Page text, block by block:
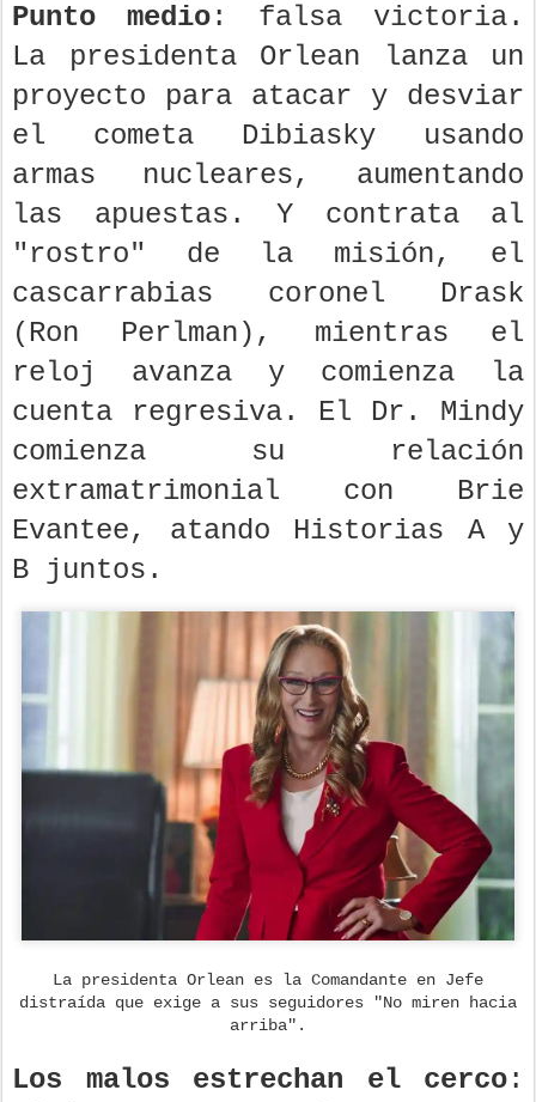
Punto medio: falsa victoria.
La presidenta Orlean lanza un
proyecto para atacar y desviar
el cometa Dibiasky usando
armas nucleares, aumentando
las apuestas. Y contrata al
"rostro" de la misión, el
cascarrabias coronel Drask
(Ron Perlman), mientras el
reloj avanza y comienza la
cuenta regresiva. El Dr. Mindy
comienza su relación
extramatrimonial con Brie
Evantee, atando Historias A y
B juntos.
La presidenta Orlean es la Comandante en Jefe
distraída que exige a sus seguidores "No miren hacia
arriba".
Los malos estrechan el cerco: